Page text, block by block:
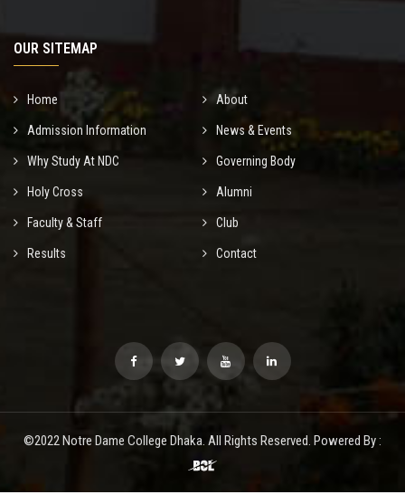
OUR SITEMAP
Home About
Admission Information News & Events
Why Study At NDC Governing Body
Holy Cross Alumni
Faculty & Staff Club
Results Contact
©2022 Notre Dame College Dhaka. All Rights Reserved. Powered By :